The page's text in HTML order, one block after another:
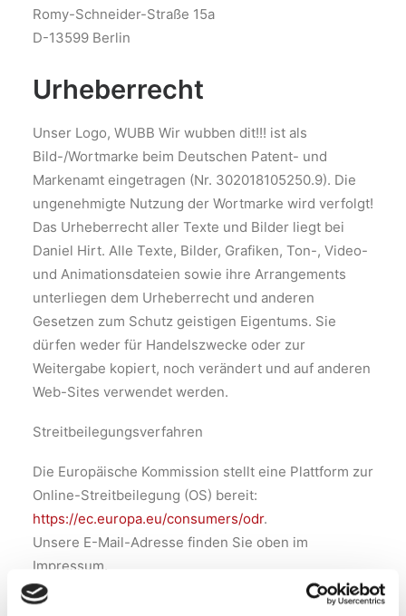
Romy-Schneider-Straße 15a
D-13599 Berlin
Urheberrecht
Unser Logo, WUBB Wir wubben dit!!! ist als
Bild-/Wortmarke beim Deutschen Patent- und
Markenamt eingetragen (Nr. 302018105250.9). Die
ungenehmigte Nutzung der Wortmarke wird verfolgt!
Das Urheberrecht aller Texte und Bilder liegt bei
Daniel Hirt. Alle Texte, Bilder, Grafiken, Ton-, Video-
und Animationsdateien sowie ihre Arrangements
unterliegen dem Urheberrecht und anderen
Gesetzen zum Schutz geistigen Eigentums. Sie
dürfen weder für Handelszwecke oder zur
Weitergabe kopiert, noch verändert und auf anderen
Web-Sites verwendet werden.
Streitbeilegungsverfahren
Die Europäische Kommission stellt eine Plattform zur
Online-Streitbeilegung (OS) bereit:
https://ec.europa.eu/consumers/odr.
Unsere E-Mail-Adresse finden Sie oben im
Impressum.
Wir nehmen nicht an einem